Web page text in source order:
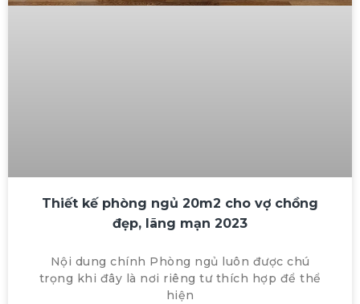
Thiết kế phòng ngủ 20m2 cho vợ chồng
đẹp, lãng mạn 2023
Nội dung chính Phòng ngủ luôn được chú
trọng khi đây là nơi riêng tư thích hợp để thể
hiện